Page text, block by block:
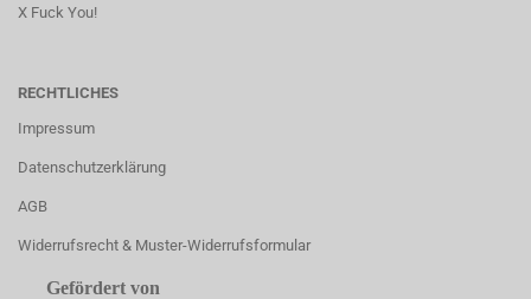
X Fuck You!
RECHTLICHES
Impressum
Datenschutzerklärung
AGB
Widerrufsrecht & Muster-Widerrufsformular
Gefördert von